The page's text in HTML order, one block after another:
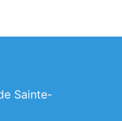
Sainte-